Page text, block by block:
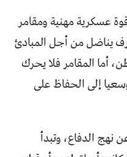
عسكرية مهنية ومقامر
يناضل من أجل المبادئ
أما المقامر فلا يحرك
إلى الحفاظ على
الدفاع، وتبدأ